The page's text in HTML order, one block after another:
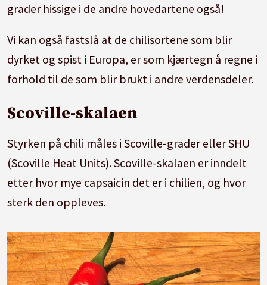
grader hissige i de andre hovedartene også!
Vi kan også fastslå at de chilisortene som blir
dyrket og spist i Europa, er som kjærtegn å regne i
forhold til de som blir brukt i andre verdensdeler.
Scoville-skalaen
Styrken på chili måles i Scoville-grader eller SHU
(Scoville Heat Units). Scoville-skalaen er inndelt
etter hvor mye capsaicin det er i chilien, og hvor
sterk den oppleves.